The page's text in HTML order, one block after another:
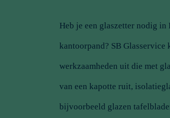
Heb je een glaszetter nodig
kantoorpand? SB
werkzaamheden uit die met
van een kapotte ruit,
bijvoorbeeld glazen